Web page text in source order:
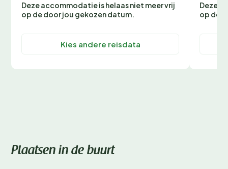
Deze accommodatie is helaas niet meer vrij
op de door jou gekozen datum.
Kies andere reisdata
Deze
op de
Plaatsen in de buurt